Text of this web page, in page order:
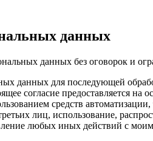
данных
данных без оговорок и
данных для последующей
согласие предоставляется
средств
лиц, использование,
любых иных действий с